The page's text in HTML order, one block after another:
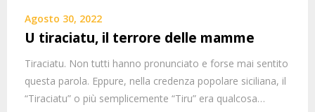
Agosto 30, 2022
U tiraciatu, il terrore delle mamme
Tiraciatu. Non tutti hanno pronunciato e forse mai sentito
questa parola. Eppure, nella credenza popolare siciliana, il
“Tiraciatu” o più semplicemente “Tiru” era qualcosa…